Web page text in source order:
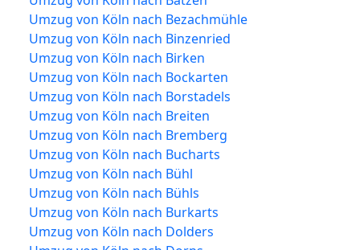
Umzug von Köln nach Bezachmühle
Umzug von Köln nach Binzenried
Umzug von Köln nach Birken
Umzug von Köln nach Bockarten
Umzug von Köln nach Borstadels
Umzug von Köln nach Breiten
Umzug von Köln nach Bremberg
Umzug von Köln nach Bucharts
Umzug von Köln nach Bühl
Umzug von Köln nach Bühls
Umzug von Köln nach Burkarts
Umzug von Köln nach Dolders